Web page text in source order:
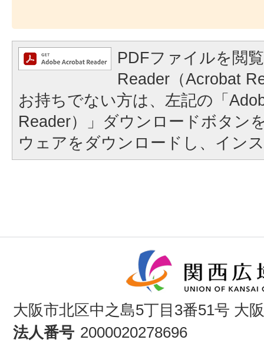
PDFファイルを閲
Reader（Acrobat
お持ちでない方は、左記の「
Reader）」ダウンロードボタン
ウェアをダウンロードし、イン
大阪市北区中之島5丁目3番51号 大
法人番号 2000020278696